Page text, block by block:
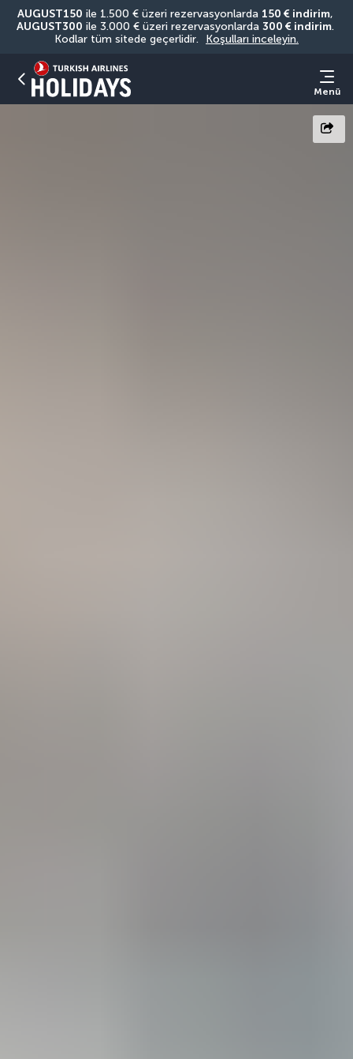
AUGUST150 ile 1.500 € üzeri rezervasyonlarda 150 € indirim
AUGUST300 ile 3.000 € üzeri rezervasyonlarda 300 € indirim.
Kodlar tüm sitede geçerlidir.
Koşulları inceleyin.
Menü